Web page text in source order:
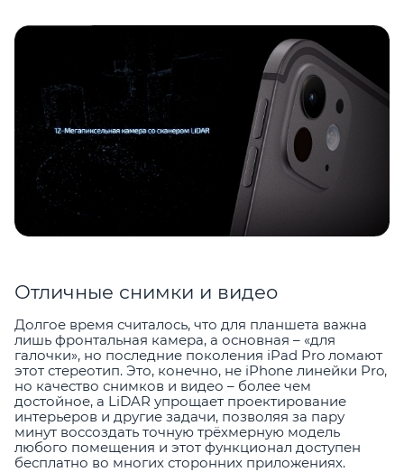
Отличные снимки и видео
Долгое время считалось, что для планшета важна
лишь фронтальная камера, а основная – «для
галочки», но последние поколения iPad Pro ломают
этот стереотип. Это, конечно, не iPhone линейки Pro,
но качество снимков и видео – более чем
достойное, а LiDAR упрощает проектирование
интерьеров и другие задачи, позволяя за пару
минут воссоздать точную трёхмерную модель
любого помещения и этот функционал доступен
бесплатно во многих сторонних приложениях.